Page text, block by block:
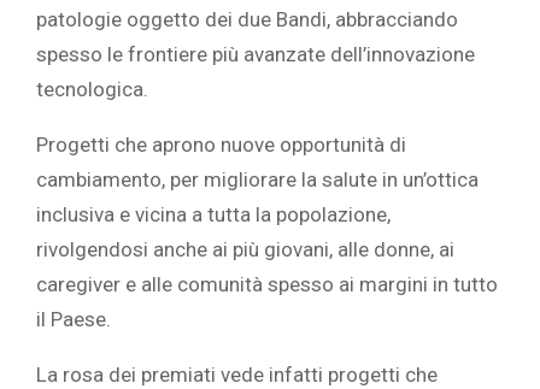
patologie oggetto dei due Bandi, abbracciando
spesso le frontiere più avanzate dell’innovazione
tecnologica.
Progetti che aprono nuove opportunità di
cambiamento, per migliorare la salute in un’ottica
inclusiva e vicina a tutta la popolazione,
rivolgendosi anche ai più giovani, alle donne, ai
caregiver e alle comunità spesso ai margini in tutto
il Paese.
La rosa dei premiati vede infatti progetti che